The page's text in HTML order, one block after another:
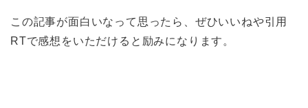
この記事が面白いなって思ったら、ぜひいいねや引用
RTで感想をいただけると励みになります。